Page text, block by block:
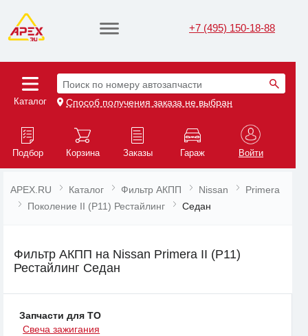
+7 (495) 150-18-88
Каталог
Поиск по номеру автозапчасти
Способ получения заказа не выбран
Подбор Корзина Заказы Гараж Войти
APEX.RU Каталог Фильтр АКПП Nissan
Primera
Поколение II (P11) Рестайлинг
Седан
Фильтр АКПП на Nissan Primera II (P11)
Рестайлинг Седан
Запчасти для ТО
Свеча зажигания